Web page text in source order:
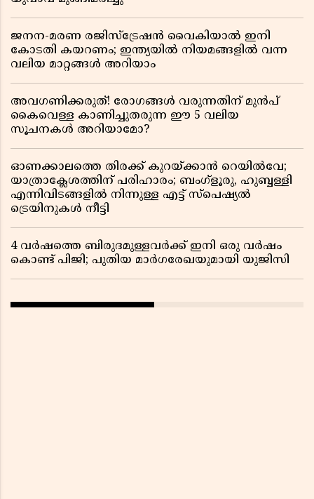
ജനന-മരണ രജിസ്ട്രേഷൻ വൈകിയാൽ ഇനി
കോടതി കയറണം; ഇന്ത്യയിൽ നിയമങ്ങളിൽ വന്ന
വലിയ മാറ്റങ്ങൾ അറിയാം
അവഗണിക്കരുത്! രോഗങ്ങൾ വരുന്നതിന് മുൻപ്
കൈവെള്ള കാണിച്ചുതരുന്ന ഈ 5 വലിയ
സൂചനകൾ അറിയാമോ?
ഓണക്കാലത്തെ തിരക്ക് കുറയ്ക്കാൻ റെയിൽവേ;
യാത്രാക്ലേശത്തിന് പരിഹാരം; ബംഗ്ളൂരു, ഹുബ്ബള്ളി
എന്നിവിടങ്ങളിൽ നിന്നുള്ള എട്ട് സ്പെഷ്യൽ
ട്രെയിനുകൾ നീട്ടി
4 വർഷത്തെ ബിരുദമുള്ളവർക്ക് ഇനി ഒരു വർഷം
കൊണ്ട് പിജി; പുതിയ മാർഗരേഖയുമായി യുജിസി